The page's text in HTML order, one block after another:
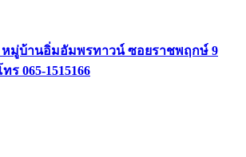
หมู่บ้านอิ่มอัมพรทาวน์ ซอยราชพฤกษ์ 9
ร 065-1515166